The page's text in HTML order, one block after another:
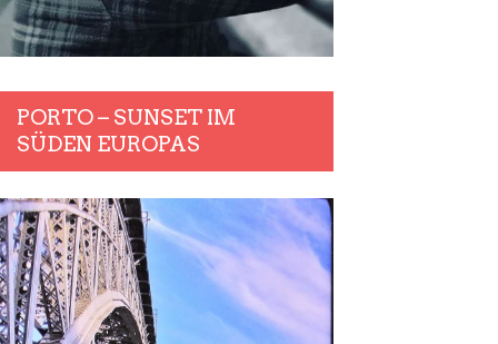
PORTO – SUNSET IM
SÜDEN EUROPAS